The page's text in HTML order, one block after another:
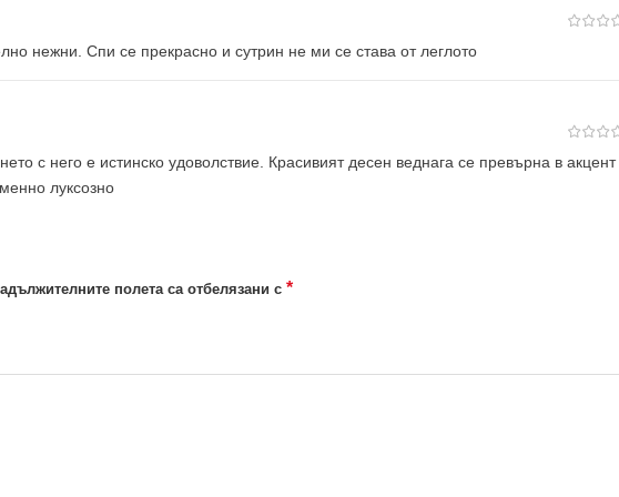
нежни. Спи се прекрасно и сутрин не ми се става от леглото
с него е истинско удоволствие. Красивият десен веднага се превърна в акцент
луксозно
полета са отбелязани с *